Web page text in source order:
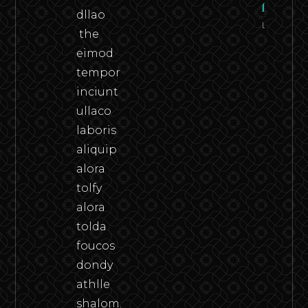
dllao
the
eimod
tempor
inciunt
ullaco
laboris
aliquip
alora
tolfy
alora
tolda
foucos
dondy
athlle
shalom.
flesh
Leer